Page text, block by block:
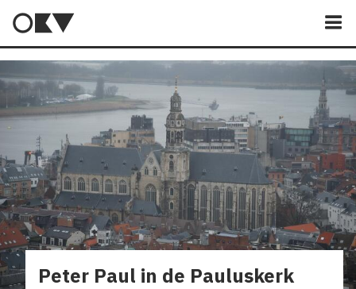
Peter Paul in de Pauluskerk